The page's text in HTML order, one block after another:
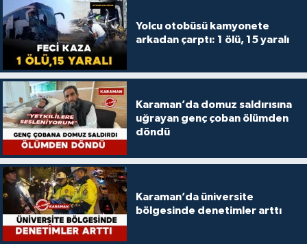
Yolcu otobüsü kamyonete
arkadan çarptı: 1 ölü, 15 yaralı
Karaman’da domuz saldırısına
uğrayan genç çoban ölümden
döndü
Karaman’da üniversite
bölgesinde denetimler arttı